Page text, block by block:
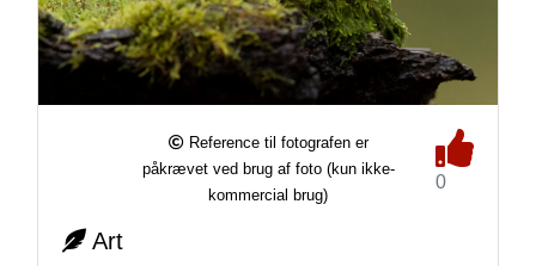
Reference til fotografen er
påkrævet ved brug af foto (kun ikke-
kommercial brug)
0
Art